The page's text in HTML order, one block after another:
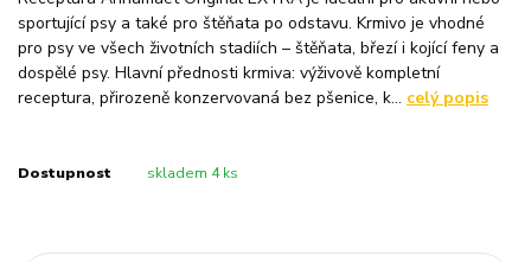
sportující psy a také pro štěňata po odstavu. Krmivo je vhodné
pro psy ve všech životních stadiích – štěňata, březí i kojící feny a
dospělé psy. Hlavní přednosti krmiva: výživově kompletní
receptura, přirozeně konzervovaná bez pšenice, k... celý popis
Dostupnost skladem 4 ks